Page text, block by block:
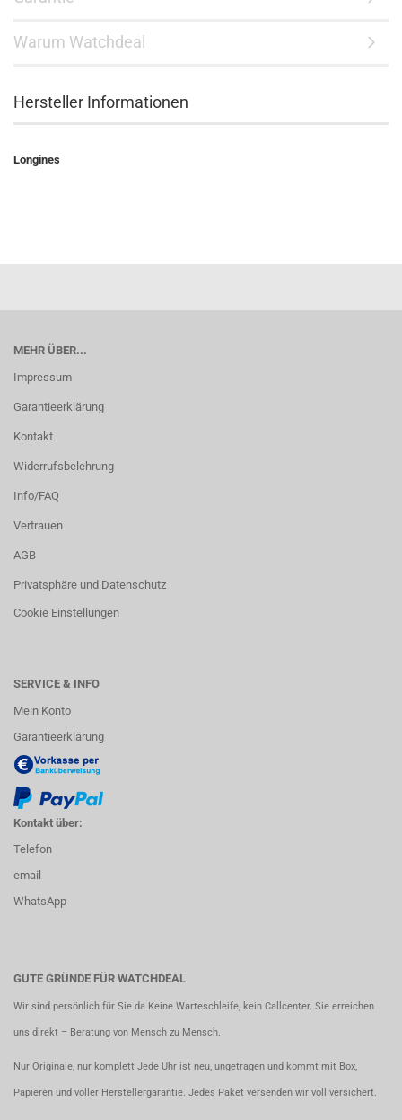
Warum Watchdeal
Hersteller Informationen
Longines
MEHR ÜBER...
Impressum
Garantieerklärung
Kontakt
Widerrufsbelehrung
Info/FAQ
Vertrauen
AGB
Privatsphäre und Datenschutz
Cookie Einstellungen
SERVICE & INFO
Mein Konto
Garantieerklärung
Kontakt über:
Telefon
email
WhatsApp
GUTE GRÜNDE FÜR WATCHDEAL
Wir sind persönlich für Sie da Keine Warteschleife, kein Callcenter. Sie erreichen
uns direkt – Beratung von Mensch zu Mensch.
Nur Originale, nur komplett Jede Uhr ist neu, ungetragen und kommt mit Box,
Papieren und voller Herstellergarantie. Jedes Paket versenden wir voll versichert.